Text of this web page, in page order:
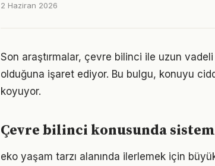
2 Haziran 2026
Son araştırmalar, çevre bilinci ile uzun
olduğuna işaret ediyor. Bu bulgu, konuyu
koyuyor.
Çevre bilinci konusunda
eko yaşam tarzı alanında ilerlemek için